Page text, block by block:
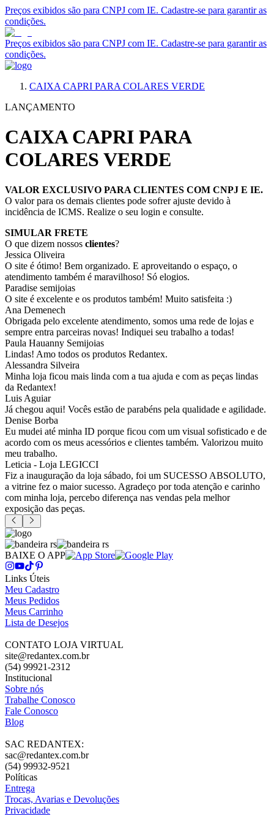
Preços exibidos são para CNPJ com IE. Cadastre-se para garantir as
condições.
Preços exibidos são para CNPJ com IE. Cadastre-se para garantir as
condições.
CAIXA CAPRI PARA COLARES VERDE
LANÇAMENTO
CAIXA CAPRI PARA
COLARES VERDE
VALOR EXCLUSIVO PARA CLIENTES COM CNPJ E IE.
O valor para os demais clientes pode sofrer ajuste devido à
incidência de ICMS. Realize o seu login e consulte.
SIMULAR FRETE
O que dizem nossos clientes?
Jessica Oliveira
O site é ótimo! Bem organizado. E aproveitando o espaço, o
atendimento também é maravilhoso! Só elogios.
Paradise semijoias
O site é excelente e os produtos também! Muito satisfeita :)
Ana Demenech
Obrigada pelo excelente atendimento, somos uma rede de lojas e
sempre entra parceiras novas! Indiquei seu trabalho a todas!
Paula Hauanny Semijoias
Lindas! Amo todos os produtos Redantex.
Alessandra Silveira
Minha loja ficou mais linda com a tua ajuda e com as peças lindas
da Redantex!
Luis Aguiar
Já chegou aqui! Vocês estão de parabéns pela qualidade e agilidade.
Denise Borba
Eu mudei até minha ID porque ficou com um visual sofisticado e de
acordo com os meus acessórios e clientes também. Valorizou muito
meu trabalho.
Leticia - Loja LEGICCI
Fiz a inauguração da loja sábado, foi um SUCESSO ABSOLUTO,
a vitrine fez o maior sucesso. Agradeço por toda atenção e carinho
com minha loja, percebo diferença nas vendas pela melhor
exposição das peças.
BAIXE O APP
Links Úteis
Meu Cadastro
Meus Pedidos
Meus Carrinho
Lista de Desejos
CONTATO LOJA VIRTUAL
site@redantex.com.br
(54) 99921-2312
Institucional
Sobre nós
Trabalhe Conosco
Fale Conosco
Blog
SAC REDANTEX:
sac@redantex.com.br
(54) 99932-9521
Políticas
Entrega
Trocas, Avarias e Devoluções
Privacidade